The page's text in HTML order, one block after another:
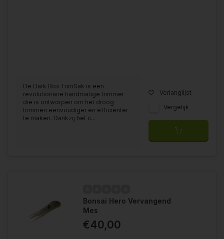
De Dark Box TrimSak is een
revolutionaire handmatige trimmer
die is ontworpen om het droog
trimmen eenvoudiger en efficiënter
te maken. Dankzij het c...
Verlanglijst
Vergelijk
Bonsai Hero Vervangend
Mes
€40,00